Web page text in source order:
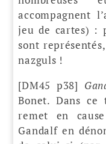
accompagnent
jeu de cartes) :
sont
nazguls !
[DM45 p38]
Bonet. Dans ce
remet en
Gandalf en